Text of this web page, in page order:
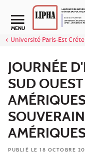
Aller au contenu
Navigation secondaire
MENU
Université Paris-Est
JOURNÉE
SUD
PUBLIÉ LE 18 OCTOBRE